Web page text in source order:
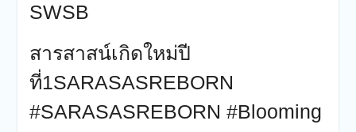
SWSB
สารสาสน์เกิดใหม่ปี
ที่1SARASASREBORN
#SARASASREBORN #Blooming